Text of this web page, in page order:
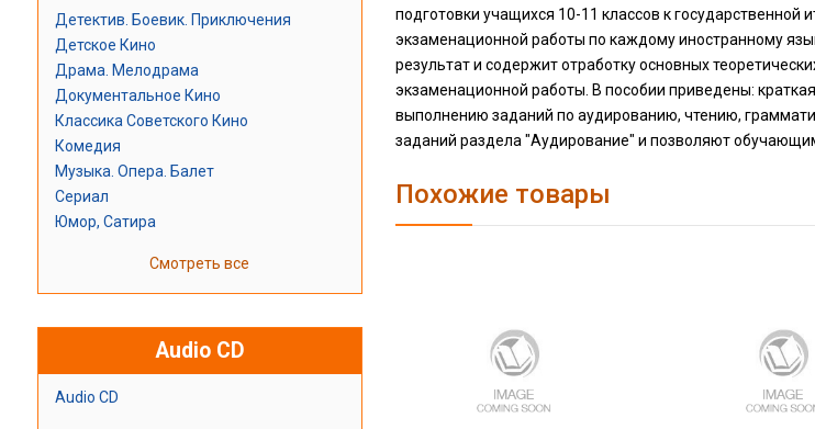
Детектив. Боевик. Приключения
Детское Кино
Драма. Мелодрама
Документальное Кино
Классика Советского Кино
Комедия
Музыка. Опера. Балет
Сериал
Юмор, Сатира
Смотреть все
Audio CD
Audio CD
подготовки учащихся 10-11 классов к государственной
экзаменационной работы по каждому иностранному
результат и содержит отработку основных
экзаменационной работы. В пособии приведены:
выполнению заданий по аудированию, чтению,
заданий раздела "Аудирование" и позволяют
Похожие товары